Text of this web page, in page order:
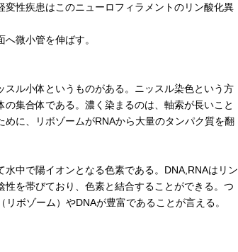
変性疾患はこのニューロフィラメントのリン酸化異
微小管を伸ばす。
ル小体というものがある。ニッスル染色という方
集合体である。濃く染まるのは、軸索が長いこと
に、リボゾームがRNAから大量のタンパク質を翻
中で陽イオンとなる色素である。DNA,RNAはリン
を帯びており、色素と結合することができる。つ
ボゾーム）やDNAが豊富であることが言える。